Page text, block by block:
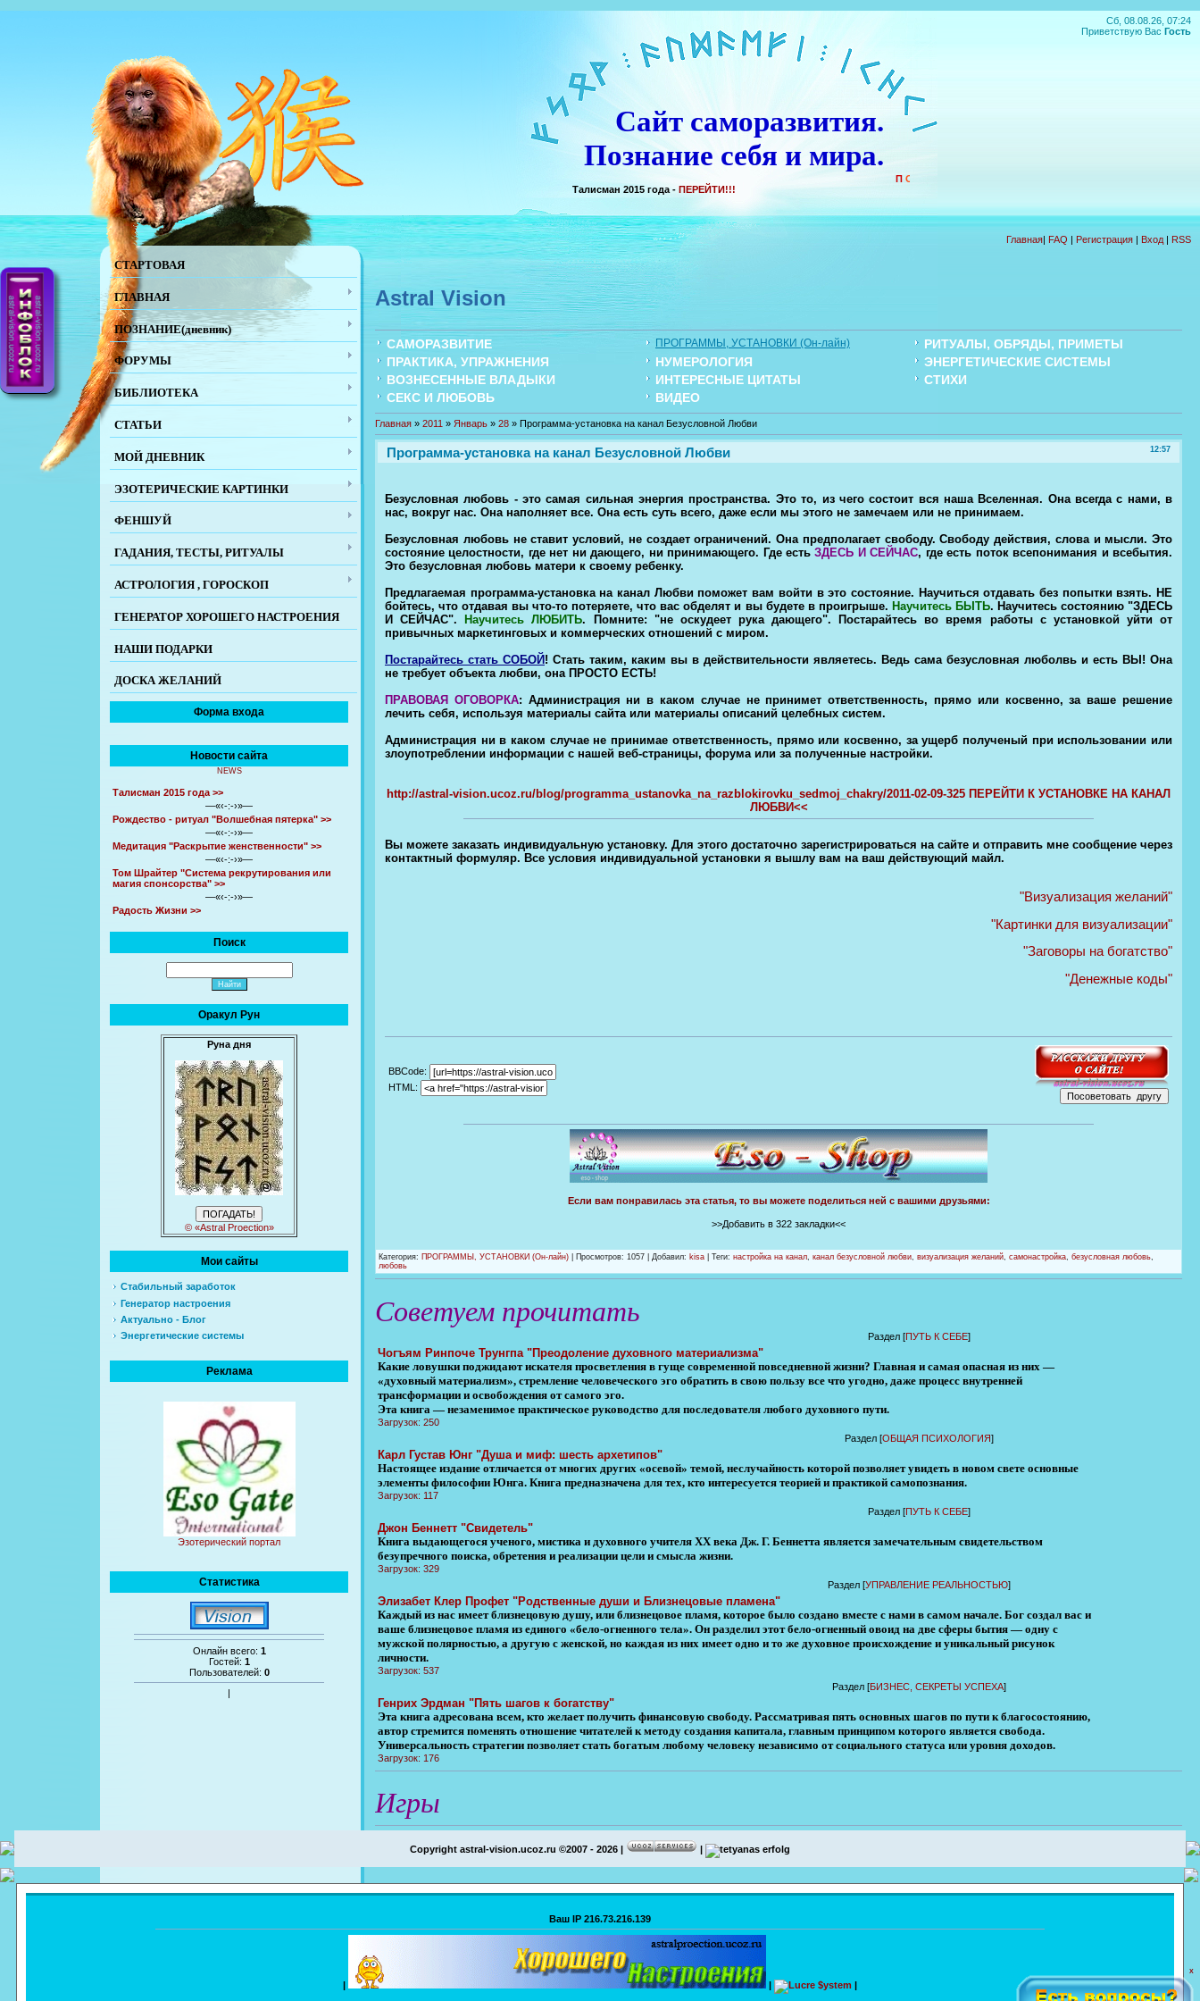
Сб, 08.08.26, 07:24
Приветствую Вас Гость
Сайт саморазвития.
Познание себя и мира.
Р О
Талисман 2015 года - ПЕРЕЙТИ!!!
Главная| FAQ | Регистрация | Вход | RSS
СТАРТОВАЯ
ГЛАВНАЯ
ПОЗНАНИЕ(дневник)
ФОРУМЫ
БИБЛИОТЕКА
СТАТЬИ
МОЙ ДНЕВНИК
ЭЗОТЕРИЧЕСКИЕ КАРТИНКИ
ФЕНШУЙ
ГАДАНИЯ, ТЕСТЫ, РИТУАЛЫ
АСТРОЛОГИЯ , ГОРОСКОП
ГЕНЕРАТОР ХОРОШЕГО НАСТРОЕНИЯ
НАШИ ПОДАРКИ
ДОСКА ЖЕЛАНИЙ
Форма входа
Новости сайта
NEWS
Талисман 2015 года >>
—«‹-:-›»—
Рождество - ритуал "Волшебная пятерка" >>
—«‹-:-›»—
Медитация "Раскрытие женственности" >>
—«‹-:-›»—
Том Шрайтер "Система рекрутирования или
магия спонсорства" >>
—«‹-:-›»—
Радость Жизни >>
Поиск
Оракул Рун
Руна дня
© «Astral Proection»
Мои сайты
Стабильный заработок
Генератор настроения
Актуально - Блог
Энергетические системы
Реклама
Эзотерический портал
Статистика
Онлайн всего: 1
Гостей: 1
Пользователей: 0
Astral Vision
САМОРАЗВИТИЕ ПРОГРАММЫ, УСТАНОВКИ (Он-лайн)
РИТУАЛЫ, ОБРЯДЫ, ПРИМЕТЫ
ПРАКТИКА, УПРАЖНЕНИЯ
НУМЕРОЛОГИЯ
ЭНЕРГЕТИЧЕСКИЕ СИСТЕМЫ
ВОЗНЕСЕННЫЕ ВЛАДЫКИ
ИНТЕРЕСНЫЕ ЦИТАТЫ
СТИХИ
СЕКС И ЛЮБОВЬ
ВИДЕО
Главная » 2011 » Январь » 28 » Программа-установка на канал Безусловной Любви
12:57
Программа-установка на канал Безусловной Любви
Безусловная любовь - это самая сильная энергия пространства. Это то, из чего состоит вся наша Вселенная. Она всегда с нами, в
нас, вокруг нас. Она наполняет все. Она есть суть всего, даже если мы этого не замечаем или не принимаем.
Безусловная любовь не ставит условий, не создает ограничений. Она предполагает свободу. Свободу действия, слова и мысли. Это
состояние целостности, где нет ни дающего, ни принимающего. Где естьЗДЕСЬ И СЕЙЧАС, где есть поток всепонимания и всебытия.
Это безусловная любовь матери к своему ребенку.
Предлагаемая программа-установка на канал Любви поможет вам войти в это состояние. Научиться отдавать без попытки взять. НЕ
бойтесь, что отдавая вы что-то потеряете, что вас обделят и вы будете в проигрыше. Научитесь БЫТЬ. Научитесь состоянию "ЗДЕСЬ
И СЕЙЧАС".
Научитесь ЛЮБИТЬ. Помните: "не оскудеет рука дающего". Постарайтесь во время работы с установкой уйти от
привычных маркетинговых и коммерческих отношений с миром.
Постарайтесь стать СОБОЙ ! Стать таким, каким вы в действительности являетесь. Ведь сама безусловная люболвь и есть ВЫ! Она
не требует объекта любви, она ПРОСТО ЕСТЬ!
ПРАВОВАЯ ОГОВОРКА: Администрация ни в каком случае не принимет ответственность, прямо или косвенно, за ваше решение
лечить себя, используя материалы сайта или материалы описаний целебных систем.
Администрация ни в каком случае не принимае ответственность, прямо или косвенно, за ущерб полученый при использовании или
злоупотреблении информации с нашей веб-страницы, форума или за полученные настройки.
http://astral-vision.ucoz.ru/blog/programma_ustanovka_na_razblokirovku_sedmoj_chakry/2011-02-09-325 ПЕРЕЙТИ К УСТАНОВКЕ НА КАНАЛ
ЛЮБВИ<<
Вы можете заказать индивидуальную установку. Для этого достаточно зарегистрироваться на сайте и отправить мне сообщение через
контактный формуляр. Все условия индивидуальной установки я вышлу вам на ваш действующий майл.
"Визуализация желаний"
"Картинки для визуализации"
"Заговоры на богатство"
"Денежные коды"
BBCode:
HTML:
Если вам понравилась эта статья, то вы можете поделиться ней с вашими друзьями:
>>Добавить в 322 закладки<<
Категория: ПРОГРАММЫ, УСТАНОВКИ (Он-лайн) Просмотров: 1057 | Добавил: kisa | Теги: настройка на канал, канал безусловной любви, визуализация желаний, самонастройка, безусловная любовь,
любовь
Советуем прочитать
Раздел [ПУТЬ К СЕБЕ]
Чогъям Ринпоче Трунгпа "Преодоление духовного материализма"
Какие ловушки поджидают искателя просветления в гуще современной повседневной жизни? Главная и самая опасная из них —
«духовный материализм», стремление человеческого эго обратить в свою пользу все что угодно, даже процесс внутренней
трансформации и освобождения от самого эго.
Эта книга — незаменимое практическое руководство для последователя любого духовного пути.
Загрузок: 250
Раздел [ОБЩАЯ ПСИХОЛОГИЯ]
Карл Густав Юнг "Душа и миф: шесть архетипов"
Настоящее издание отличается от многих других «осевой» темой, неслучайность которой позволяет увидеть в новом свете основные
элементы философии Юнга. Книга предназначена для тех, кто интересуется теорией и практикой самопознания.
Загрузок: 117
Раздел [ПУТЬ К СЕБЕ]
Джон Беннетт "Свидетель"
Книга выдающегося ученого, мистика и духовного учителя XX века Дж. Г. Беннетта является замечательным свидетельством
безупречного поиска, обретения и реализации цели и смысла жизни.
Загрузок: 329
Раздел [УПРАВЛЕНИЕ РЕАЛЬНОСТЬЮ]
Элизабет Клер Профет "Родственные души и Близнецовые пламена"
Каждый из нас имеет близнецовую душу, или близнецовое пламя, которое было создано вместе с нами в самом начале. Бог создал вас и
ваше близнецовое пламя из единого «бело-огненного тела». Он разделил этот бело-огненный овоид на две сферы бытия — одну с
мужской полярностью, а другую с женской, но каждая из них имеет одно и то же духовное происхождение и уникальный рисунок
личности.
Загрузок: 537
Раздел [БИЗНЕС, СЕКРЕТЫ УСПЕХА]
Генрих Эрдман "Пять шагов к богатству"
Эта книга адресована всем, кто желает получить финансовую свободу. Рассматривая пять основных шагов по пути к благосостоянию,
автор стремится поменять отношение читателей к методу создания капитала, главным принципом которого является свобода.
Универсальность стратегии позволяет стать богатым любому человеку независимо от социального статуса или уровня доходов.
Загрузок: 176
Игры
Copyright astral-vision.ucoz.ru ©2007 - 2026 | |
X
Ваш IP 216.73.216.139
| | |